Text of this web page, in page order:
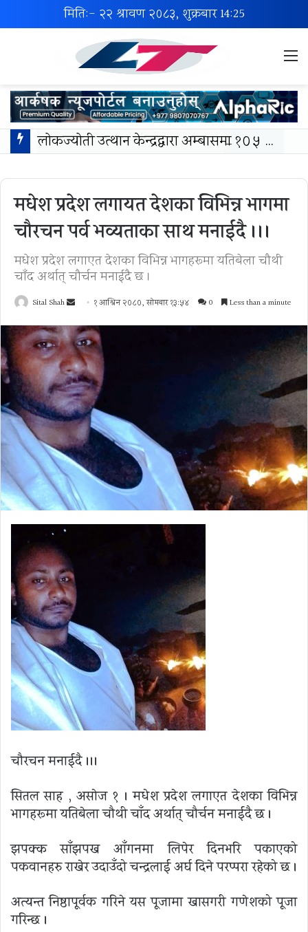
मिति:- २२ श्रावण २०८३, शुक्रबार14:25
लोकज्योती उत्थान केन्द्रद्वारा अम्बासमा १०५ विपन्न विद्यार्थीलाई शैक्षिक तथा खेलकुद सामग्री वितरण
मधेश प्रदेश लगायत देशका विभिन्न भागमा
चौरचन पर्व भव्यताका साथ मनाईदै ।।।
मधेश प्रदेश लगाएत देशका विभिन्न भागहरूमा यतिबेला चौथी
चाँद अर्थात् चौर्चन मनाईदै छ ।
Sital Shah
Send
email
१ आश्विन २०८०, सोमबार १३:५४ 0 Less than a minute
चौरचन मनाईदै ।।।
सितल साह , असाेज १ । मधेश प्रदेश लगाएत देशका विभिन्न
भागहरूमा यतिबेला चौथी चाँद अर्थात् चौर्चन मनाईदै छ ।
झपक्क साँझपख आँगनमा लिपेर दिनभरि पकाएको
पकवानहरु राखेर उदाउँदो चन्द्रलाई अर्घ दिने परप्परा रहेको छ ।
अत्यन्त निष्ठापूर्वक गरिने यस पूजामा खासगरी गणेशको पूजा
गरिन्छ ।